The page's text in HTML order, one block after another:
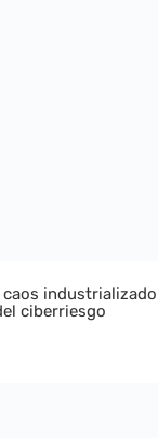
ciberriesgo